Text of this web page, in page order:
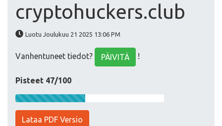
cryptohuckers.club
Luotu Joulukuu 21 2025 13:06 PM
Vanhentuneet tiedot? PÄIVITÄ !
Pisteet 47/100
Lataa PDF Versio